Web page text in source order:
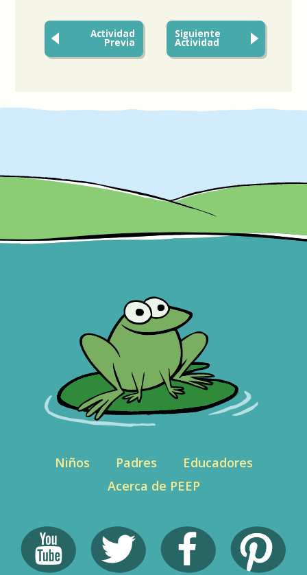
Actividad
Previa
Siguiente
Actividad
Niños Padres
Educadores
Acerca de PEEP